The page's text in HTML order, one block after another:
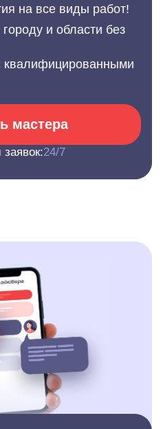
на все виды работ!
и области без
квалифицированными
мастера
24/7